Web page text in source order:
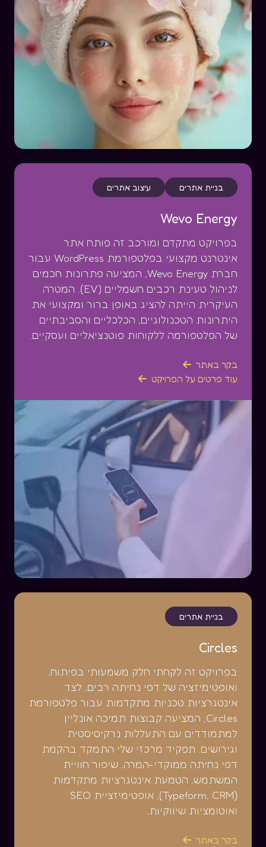
בניית אתרים עיצוב אתרים
Wevo Energy
בפרויקט מתקדם ומורכב זה פותח אתר
אינטרנט מקצועי בפלטפורמת WordPress עבור
חברת Wevo Energy, המציעה פתרונות חכמים
לניהול טעינת רכבים חשמליים (EV). המטרה
העיקרית הייתה להציג באופן ברור ומקצועי את
היתרונות הטכנולוגיים, הכלכליים והסביבתיים
של הפלטפורמה ללקוחות פוטנציאליים ועסקיים.
בקר באתר 
עוד פרטים על הפרויקט 
בניית אתרים
Circles
בפרויקט זה לקחתי חלק משמעותי בפיתוח,
ואופטימיזציה של דפי נחיתה רבים, לצד
אינטגרציות טכניות מתקדמות עבור פלטפורמת
Circles, המציעה קבוצות תמיכה אונליין
למתמודדים עם התעללות נרקיסיסטית
וגירושים. תפקיד מרכזי שלי התמקד בהקמת
דפי נחיתה ממוקדי-המרה, שיפור חוויית
המשתמש, הטמעת אינטגרציות מתקדמות
(Typeform, CRM), אופטימיזציית SEO
ואוטומציות שיווקיות.
בקר באתר 